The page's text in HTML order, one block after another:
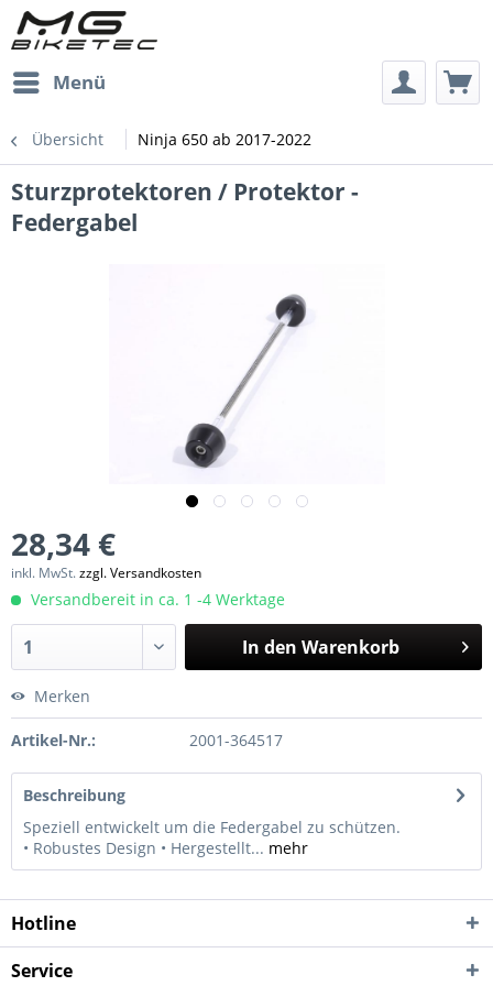
Menü
Übersicht Ninja 650 ab 2017-2022
Sturzprotektoren / Protektor -
Federgabel
28,34 €
inkl. MwSt.zzgl. Versandkosten
Versandbereit in ca. 1 -4 Werktage
In den Warenkorb
Merken
Artikel-Nr.: 2001-364517
Beschreibung
Speziell entwickelt um die Federgabel zu schützen.
• Robustes Design • Hergestellt... mehr
Hotline
Service